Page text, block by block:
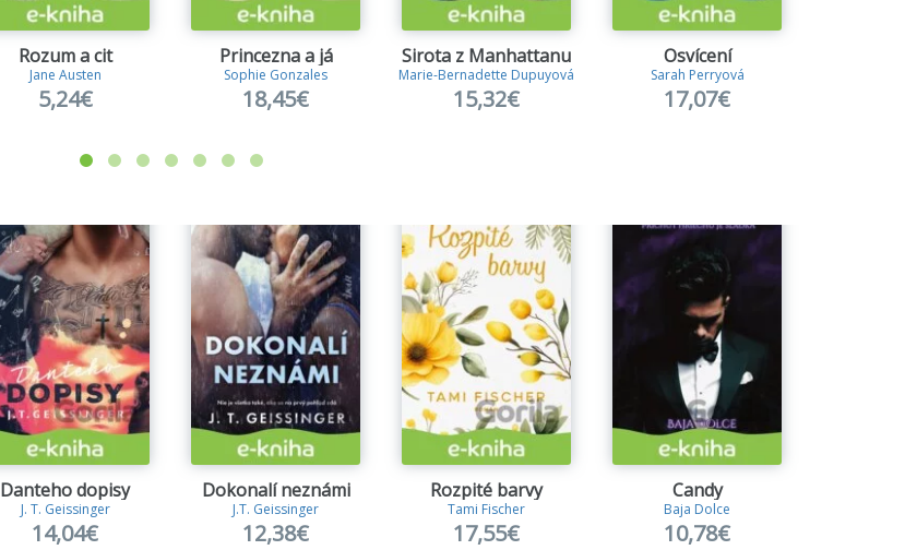
Rozum a cit
Jane Austen
5,24€
Princezna a já
Sophie Gonzales
18,45€
Sirota z Manhattanu
Marie-Bernadette Dupuyová
15,32€
Osvícení
Sarah Perryová
17,07€
Danteho dopisy
J. T. Geissinger
14,04€
Dokonalí neznámi
J.T. Geissinger
12,38€
Rozpité barvy
Tami Fischer
17,55€
Candy
Baja Dolce
10,78€